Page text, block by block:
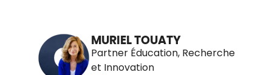
MURIEL TOUATY
Partner Éducation, Recherche
et Innovation